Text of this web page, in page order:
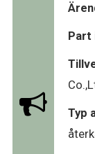
Part
Typ